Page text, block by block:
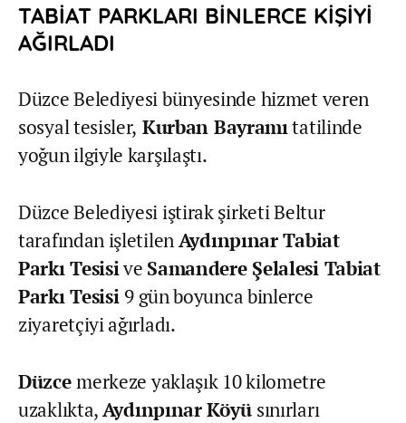
TABİAT PARKLARI BİNLERCE KİŞİYİ
AĞIRLADI
Düzce Belediyesi bünyesinde hizmet veren
sosyal tesisler, Kurban Bayramıtatilinde
yoğun ilgiyle karşılaştı.
Düzce Belediyesi iştirak şirketi Beltur
tarafından işletilenAydınpınar Tabiat
Parkı Tesisive Samandere Şelalesi Tabiat
Parkı Tesisi 9 gün boyunca binlerce
ziyaretçiyi ağırladı.
Düzcemerkeze yaklaşık 10 kilometre
uzaklıkta,Aydınpınar Köyü sınırları